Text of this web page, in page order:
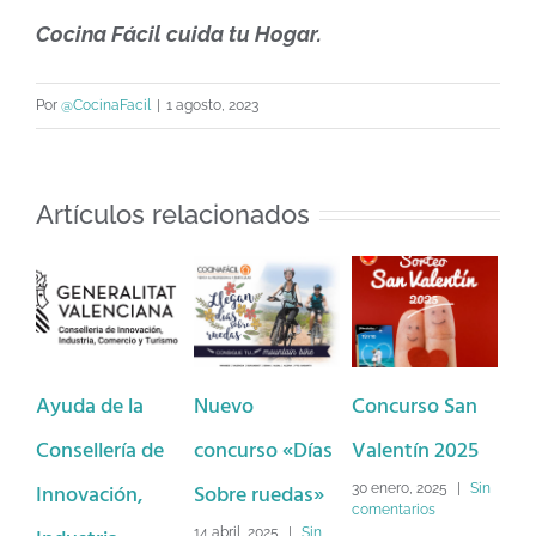
Cocina Fácil cuida tu Hogar.
Por @CocinaFacil | 1 agosto, 2023
Artículos relacionados
Ayuda de la
Consellería de
Innovación,
Nuevo
concurso «Días
Sobre ruedas»
Concurso San
Valentín 2025
30 enero, 2025
Sin
comentarios